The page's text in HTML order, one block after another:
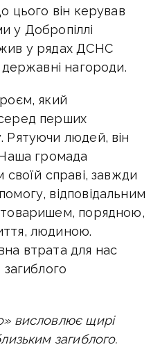
цього він керував
у Добропіллі
у рядах ДСНС
нагороди.
який
перших
Рятуючи людей, він
громада
своїй справі, завжди
відповідальним
товаришем, порядною,
людиною.
втрата для нас
висловлює щирі
загиблого.